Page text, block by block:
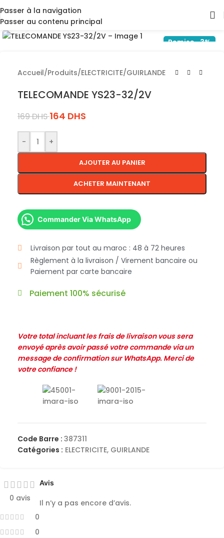
Passer à la navigation
Passer au contenu principal
Remise -3%
Cliquez pour agrandir
Accueil/Produits/ELECTRICITE/GUIRLANDE
TELECOMANDE YS23-32/2V
169DHS 164 DHS
- +
AJOUTER AU PANIER
ACHETER MAINTENANT
Commander Via WhatsApp
Livraison par tout au maroc : 48 à 72 heures
Règlement à la livraison / Virement bancaire ou
Paiement par carte bancaire
Paiement 100% sécurisé
Votre total incluant les frais de livraison vous sera
envoyé après avoir passé votre commande via un
message de confirmation sur WhatsApp. Merci de
votre confiance !
Code Barre : 387311
Catégories : ELECTRICITE, GUIRLANDE
0 avis
0
0
Avis
Il n’y a pas encore d’avis.